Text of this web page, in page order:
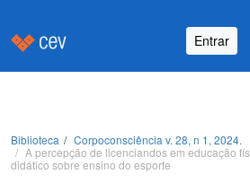
Entrar
Biblioteca
Corpoconsciência v. 28, n 1, 2024.
A percepção de licenciandos em educação
didático sobre ensino do esporte